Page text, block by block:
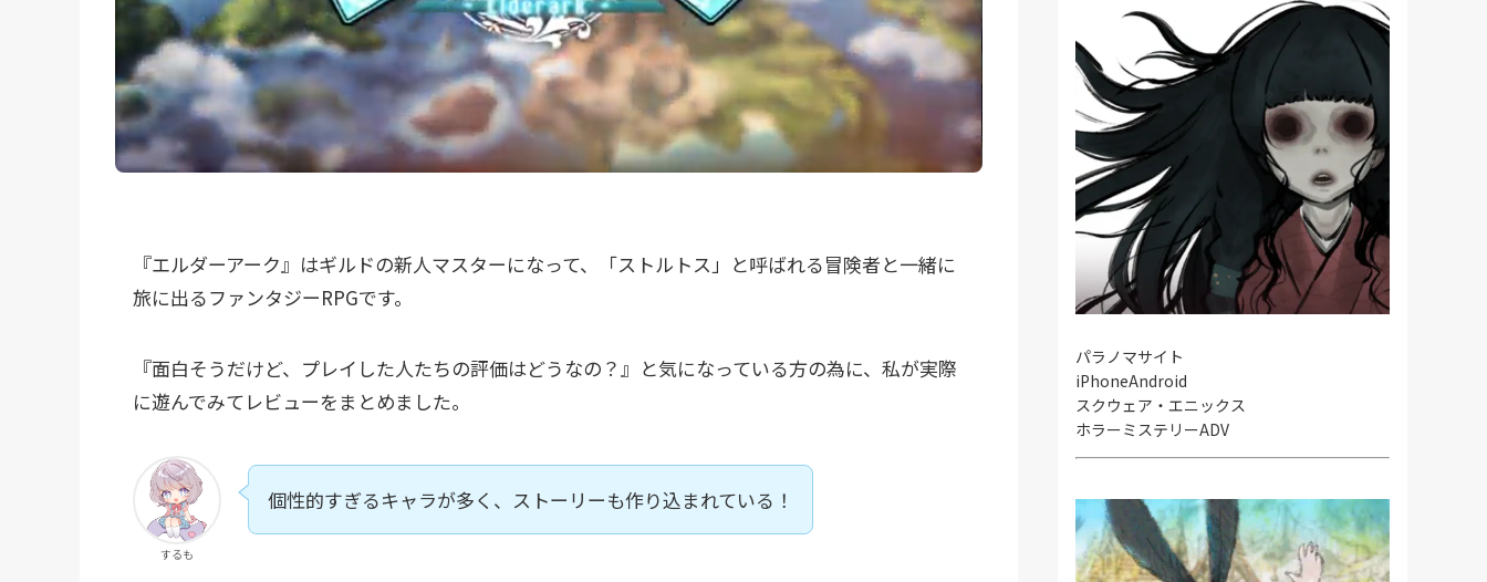
『エルダーアーク』はギルドの新人マスターになって、「ストルトス」と呼ばれる冒険者と一緒に
旅に出るファンタジーRPGです。
『面白そうだけど、プレイした人たちの評価はどうなの？』と気になっている方の為に、私が実際
に遊んでみてレビューをまとめました。
するも
個性的すぎるキャラが多く、ストーリーも作り込まれている！
パラノマサイト
iPhoneAndroid
スクウェア・エニックス
ホラーミステリーADV